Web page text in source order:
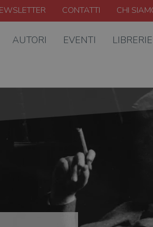
CONTATTI CHI
AUTORI EVENTI LIBRERIE